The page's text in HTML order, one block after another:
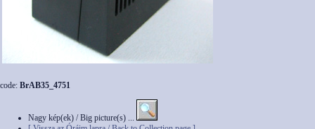
code: BrAB35_4751
Nagy kép(ek) / Big picture(s) ...